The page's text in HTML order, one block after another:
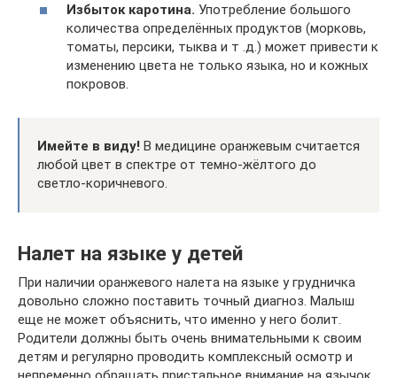
Избыток каротина. Употребление большого
количества определённых продуктов (морковь,
томаты, персики, тыква и т .д.) может привести к
изменению цвета не только языка, но и кожных
покровов.
Имейте в виду! В медицине оранжевым считается
любой цвет в спектре от темно-жёлтого до
светло-коричневого.
Налет на языке у детей
При наличии оранжевого налета на языке у грудничка
довольно сложно поставить точный диагноз. Малыш
еще не может объяснить, что именно у него болит.
Родители должны быть очень внимательными к своим
детям и регулярно проводить комплексный осмотр и